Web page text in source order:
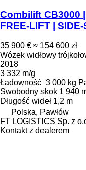
Combilift CB3000 |
FREE-LIFT |
35 900 € ≈ 154 600 zł
Wózek widłowy
2018
3 332 m/g
Ładowność 3 000 kg
Swobodny skok 1 940
Długość wideł 1,2 m
Polska, Pawłów
FT LOGISTICS Sp. z
Kontakt z dealerem